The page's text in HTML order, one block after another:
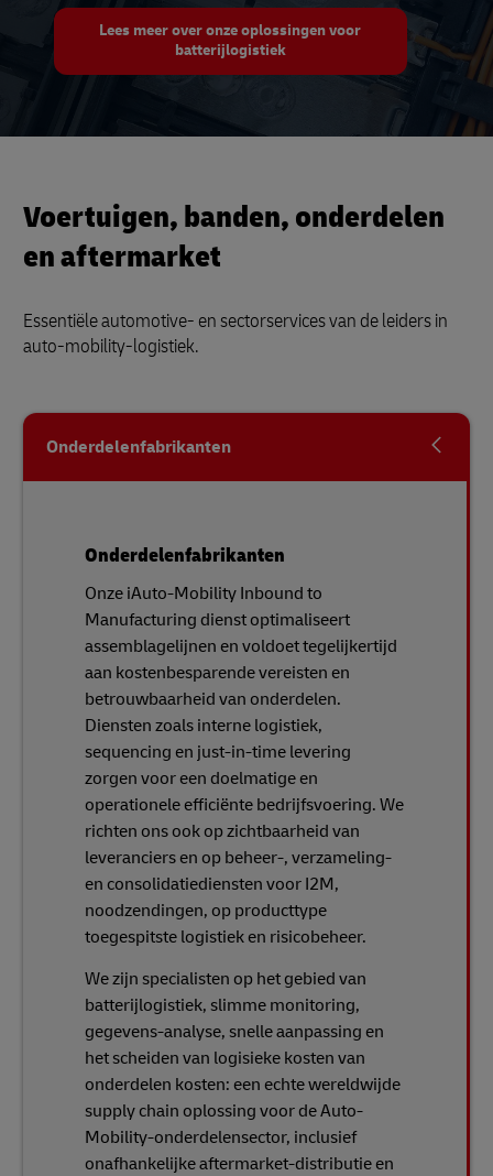
Lees meer over onze oplossingen voor
batterijlogistiek
Voertuigen, banden, onderdelen
en aftermarket
Essentiële automotive- en sectorservices van de leiders in
auto-mobility-logistiek.
Onderdelenfabrikanten
Onderdelenfabrikanten
Onze iAuto-Mobility Inbound to
Manufacturing dienst optimaliseert
assemblagelijnen en voldoet tegelijkertijd
aan kostenbesparende vereisten en
betrouwbaarheid van onderdelen.
Diensten zoals interne logistiek,
sequencing en just-in-time levering
zorgen voor een doelmatige en
operationele efficiënte bedrijfsvoering. We
richten ons ook op zichtbaarheid van
leveranciers en op beheer-, verzameling-
en consolidatiediensten voor I2M,
noodzendingen, op producttype
toegespitste logistiek en risicobeheer.
We zijn specialisten op het gebied van
batterijlogistiek, slimme monitoring,
gegevens-analyse, snelle aanpassing en
het scheiden van logisieke kosten van
onderdelen kosten: een echte wereldwijde
supply chain oplossing voor de Auto-
Mobility-onderdelensector, inclusief
onafhankelijke aftermarket-distributie en